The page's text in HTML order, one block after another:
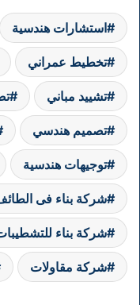
استشارات هندسية
تخطيط عمراني
تشييد مباني
تصميم هندسي
توجيهات هندسية
شركة بناء فى
شركة بناء
شركة مقاولات